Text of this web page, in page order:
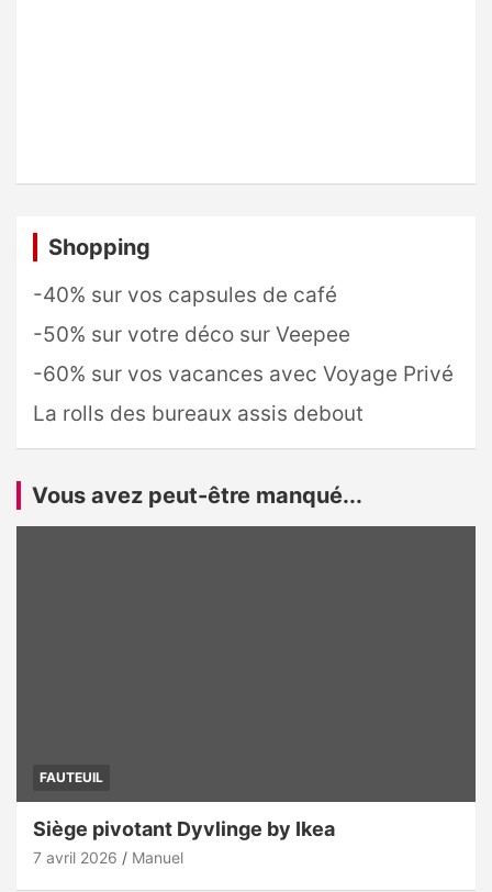
Shopping
-40% sur vos capsules de café
-50% sur votre déco sur Veepee
-60% sur vos vacances avec Voyage Privé
La rolls des bureaux assis debout
Vous avez peut-être manqué...
FAUTEUIL
Siège pivotant Dyvlinge by Ikea
7 avril 2026 Manuel